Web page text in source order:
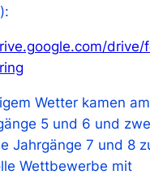
drive/
Wetter kamen
5 und 6 und
Jahrgänge 7 und 8
Wettbewerbe mit